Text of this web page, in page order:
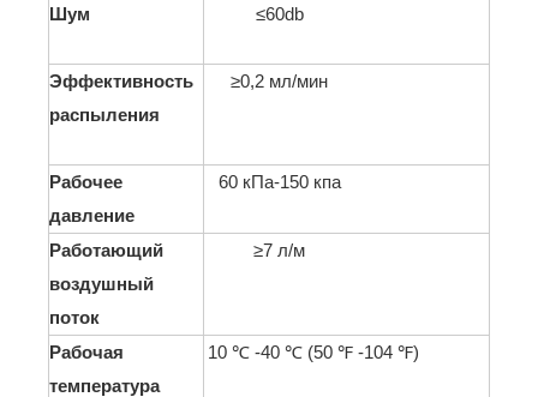
Шум ≤60db
Эффективность
распыления
≥0,2 мл/мин
Рабочее
давление
60 кПа-150 кпа
Работающий
воздушный
поток
≥7 л/м
Рабочая
температура
10 ℃ -40 ℃ (50 ℉ -104 ℉)